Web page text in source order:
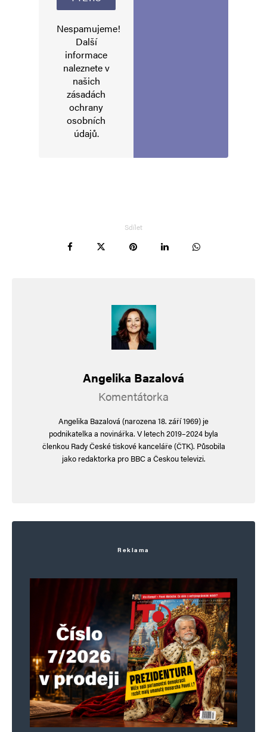
Webová stránka
Informujte mě o nových komentářích e-mailem.
Informujte mě o nových příspěvcích e-mailem.
Alternative:
Nespamujeme!
Další
informace
naleznete v
našich
zásadách
ochrany
osobních
údajů.
Sdílet
Angelika Bazalová
Komentátorka
Angelika Bazalová (narozena 18. září 1969) je
podnikatelka a novinářka. V letech 2019–2024 byla
členkou Rady České tiskové kanceláře (ČTK). Působila
jako redaktorka pro BBC a Českou televizi.
Reklama